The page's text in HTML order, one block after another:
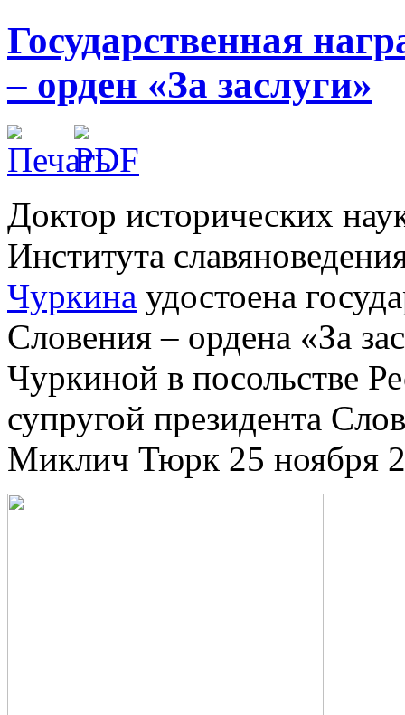
Государственная
– орден «За заслуги»
Доктор исторических
Института
Чуркина удостоена
Словения – ордена «За
Чуркиной в посольстве
супругой президента
Миклич Тюрк 25 ноября